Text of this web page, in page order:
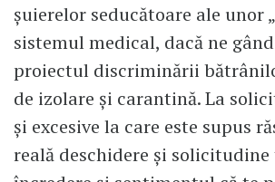
șuierelor seducătoare ale unor
sistemul medical, dacă ne
proiectul discriminării
de izolare și carantină. La
și excesive la care este supus
reală deschidere și